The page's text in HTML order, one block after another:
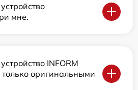
мне.
INFORM
оригинальными